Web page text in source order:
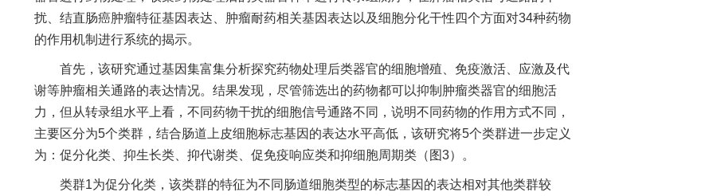
扰、结直肠癌肿瘤特征基因表达、肿瘤耐药相关基因表达以及细胞分化干性四个方面对34种药物
的作用机制进行系统的揭示。
首先，该研究通过基因集富集分析探究药物处理后类器官的细胞增殖、免疫激活、应激及代
谢等肿瘤相关通路的表达情况。结果发现，尽管筛选出的药物都可以抑制肿瘤类器官的细胞活
力，但从转录组水平上看，不同药物干扰的细胞信号通路不同，说明不同药物的作用方式不同，
主要区分为5个类群，结合肠道上皮细胞标志基因的表达水平高低，该研究将5个类群进一步定义
为：促分化类、抑生长类、抑代谢类、促免疫响应类和抑细胞周期类（图3）。
类群1为促分化类，该类群的特征为不同肠道细胞类型的标志基因的表达相对其他类群较